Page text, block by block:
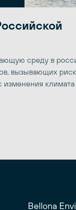
среду в
вызывающих
изменения климата
Bellona